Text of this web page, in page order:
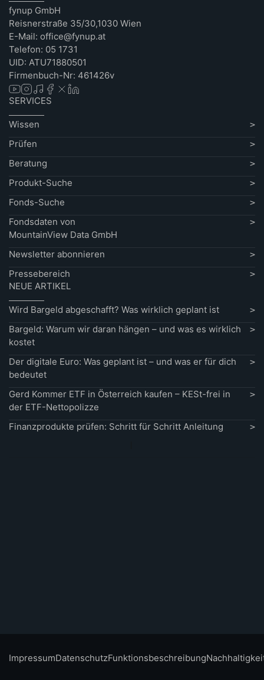
fynup GmbH
Reisnerstraße 35/30,1030 Wien
E-Mail: office@fynup.at
Telefon: 05 1731
UID: ATU71880501
Firmenbuch-Nr: 461426v
SERVICES
Wissen
Prüfen
Beratung
Produkt-Suche
Fonds-Suche
Fondsdaten von
MountainView Data GmbH
Newsletter abonnieren
Pressebereich
NEUE ARTIKEL
Wird Bargeld abgeschafft? Was wirklich geplant ist
Bargeld: Warum wir daran hängen – und was es wirklich
kostet
Der digitale Euro: Was geplant ist – und was er für dich
bedeutet
Gerd Kommer ETF in Österreich kaufen – KESt-frei in
der ETF-Nettopolizze
Finanzprodukte prüfen: Schritt für Schritt Anleitung
ImpressumDatenschutzFunktionsbeschreibung